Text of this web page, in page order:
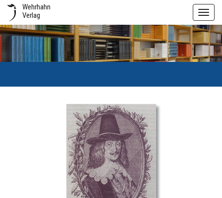
Wehrhahn
Verlag